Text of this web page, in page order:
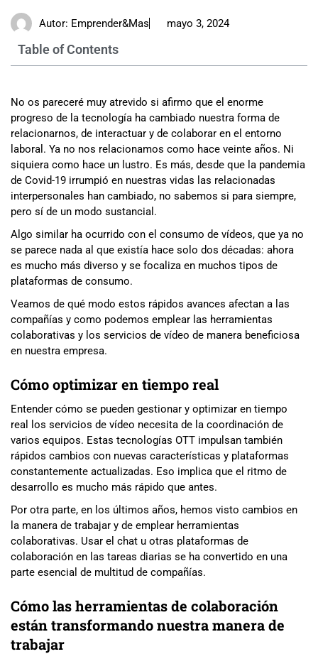
Autor: Emprender&Mas mayo 3, 2024
Table of Contents
No os pareceré muy atrevido si afirmo que el enorme
progreso de la tecnología ha cambiado nuestra forma de
relacionarnos, de interactuar y de colaborar en el entorno
laboral. Ya no nos relacionamos como hace veinte años. Ni
siquiera como hace un lustro. Es más, desde que la pandemia
de Covid-19 irrumpió en nuestras vidas las relacionadas
interpersonales han cambiado, no sabemos si para siempre,
pero sí de un modo sustancial.
Algo similar ha ocurrido con el consumo de vídeos, que ya no
se parece nada al que existía hace solo dos décadas: ahora
es mucho más diverso y se focaliza en muchos tipos de
plataformas de consumo.
Veamos de qué modo estos rápidos avances afectan a las
compañías y como podemos emplear las herramientas
colaborativas y los servicios de vídeo de manera beneficiosa
en nuestra empresa.
Cómo optimizar en tiempo real
Entender cómo se pueden gestionar y optimizar en tiempo
real los servicios de vídeo necesita de la coordinación de
varios equipos. Estas tecnologías OTT impulsan también
rápidos cambios con nuevas características y plataformas
constantemente actualizadas. Eso implica que el ritmo de
desarrollo es mucho más rápido que antes.
Por otra parte, en los últimos años, hemos visto cambios en
la manera de trabajar y de emplear herramientas
colaborativas. Usar el chat u otras plataformas de
colaboración en las tareas diarias se ha convertido en una
parte esencial de multitud de compañías.
Cómo las herramientas de colaboración
están transformando nuestra manera de
trabajar